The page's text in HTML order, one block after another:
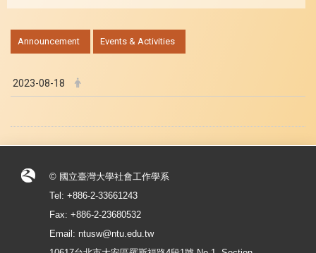
Announcement Events & Activities
2023-08-18
© 國立臺灣大學社會工作學系
Tel: +886-2-33661243
Fax: +886-2-23680532
Email: ntusw@ntu.edu.tw